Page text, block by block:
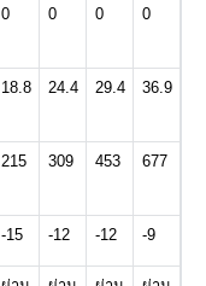
0 0 0 0
18.8 24.4 29.4 36.9
215 309 453 677
-15 -12 -12 -9